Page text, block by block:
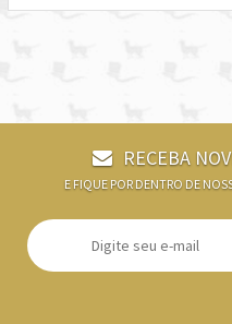
RECEBA
E FIQUE POR DENTRO DE